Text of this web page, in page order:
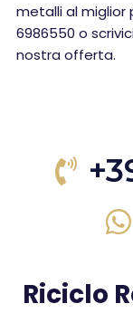
metalli al miglior
6986550 o
nostra offerta.
Riciclo